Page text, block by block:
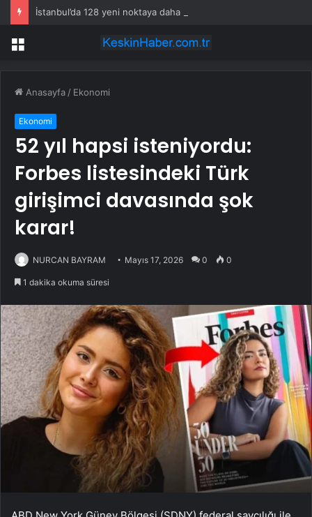
İstanbul’da 128 yeni noktaya daha EDS geliyor
Menü
Anasayfa / Ekonomi
Ekonomi
52 yıl hapsi isteniyordu:
Forbes listesindeki Türk
girişimci davasında şok
karar!
NURCAN BAYRAM Mayıs 17, 2026 0 0
1 dakika okuma süresi